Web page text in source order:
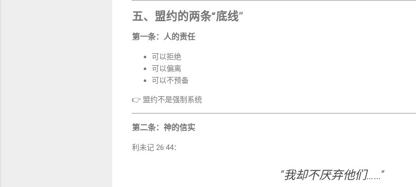
五、盟约的两条“底线”
第一条：人的责任
可以拒绝
可以偏离
可以不预备
👉 盟约不是强制系统
第二条：神的信实
利未记 26:44：
“我却不厌弃他们……”